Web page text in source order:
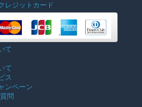
レジットカード
て
て
ス
ンペーン
問